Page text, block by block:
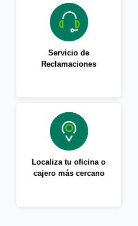
Servicio de
Reclamaciones
Localiza tu oficina o
cajero más cercano